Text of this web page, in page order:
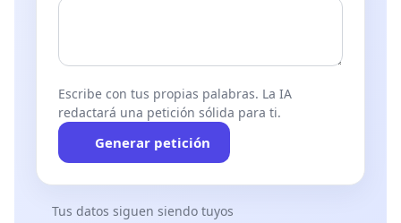
Escribe con tus propias palabras. La IA
redactará una petición sólida para ti.
Generar petición
Tus datos siguen siendo tuyos